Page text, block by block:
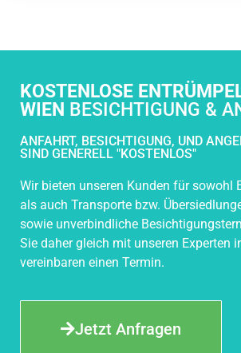
KOSTENLOSE
WIEN BESICHTIGUNG &
ANFAHRT, BESICHTIGUNG, UND
SIND GENERELL "KOSTENLOS"
Wir bieten unseren Kunden für sowohl
als auch Transporte bzw.
sowie unverbindliche
Sie daher gleich mit unseren Experten
vereinbaren einen Termin.
Jetzt Anfragen